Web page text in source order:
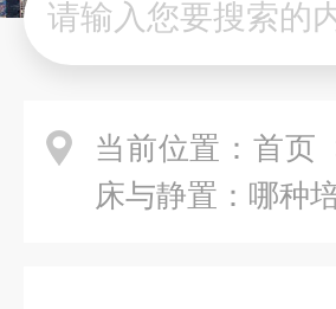
当前位置： 首页
床与静置：哪种